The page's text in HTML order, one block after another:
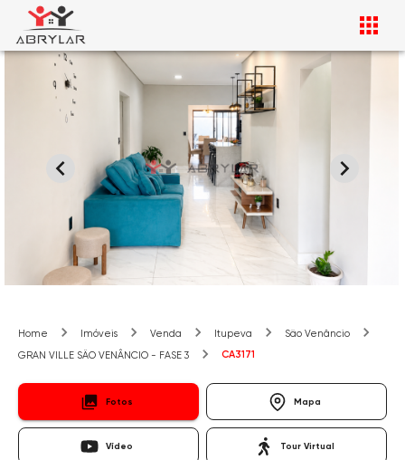
Home Imóveis Venda Itupeva
São Venâncio
GRAN VILLE SÃO VENÂNCIO - FASE 3
CA3171
Fotos Mapa
Vídeo Tour Virtual